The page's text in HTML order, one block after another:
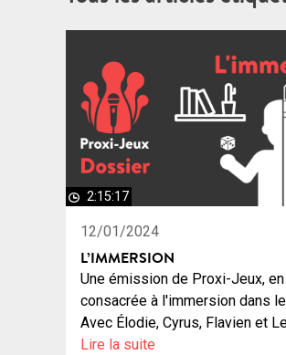
2:15:17
12/01/2024
L’IMMERSION
Une émission de Proxi-Jeux,
consacrée à l'immersion dans
Avec Élodie, Cyrus, Flavien et
Lire la suite